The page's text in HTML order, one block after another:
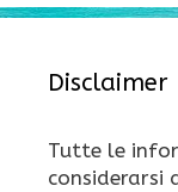
Disclaimer
Tutte le
considerarsi